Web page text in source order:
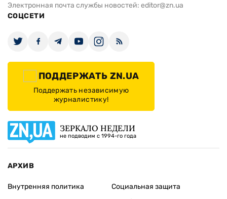
Электронная почта службы новостей: editor@zn.ua
СОЦСЕТИ
ПОДДЕРЖАТЬ ZN.UA
Поддержать независимую
журналистику!
ЗЕРКАЛО НЕДЕЛИ
не подводим с 1994-го года
АРХИВ
Внутренняя политика
Социальная защита